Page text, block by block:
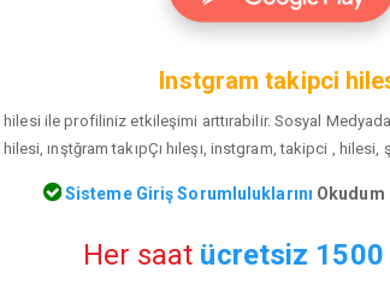
Instgram takipci
ile profiliniz etkileşimi arttırabilir. Sosyal
ınştğram takıpÇı hıleşı, instgram, takipci ,
Sisteme Giriş Sorumluluklarını Okudum
Her saat ücretsiz 1500